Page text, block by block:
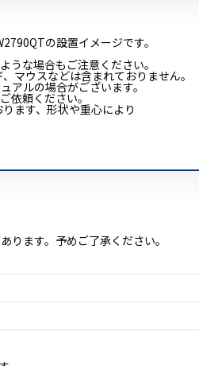
の設置イメージです。
な場合もご注意ください。
マウスなどは含まれておりません。
ルの場合がございます。
依頼ください。
ます、形状や重心により
ます。予めご了承ください。